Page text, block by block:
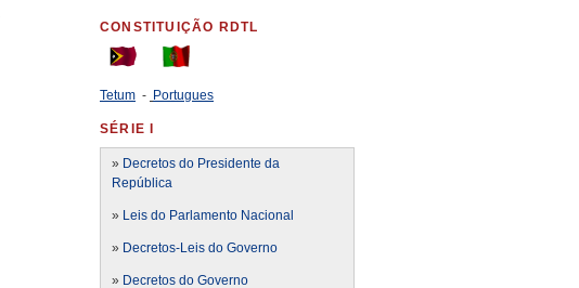
CONSTITUIÇÃO RDTL
Tetum - Portugues
SÉRIE I
» Decretos do Presidente da
República
» Leis do Parlamento Nacional
» Decretos-Leis do Governo
» Decretos do Governo